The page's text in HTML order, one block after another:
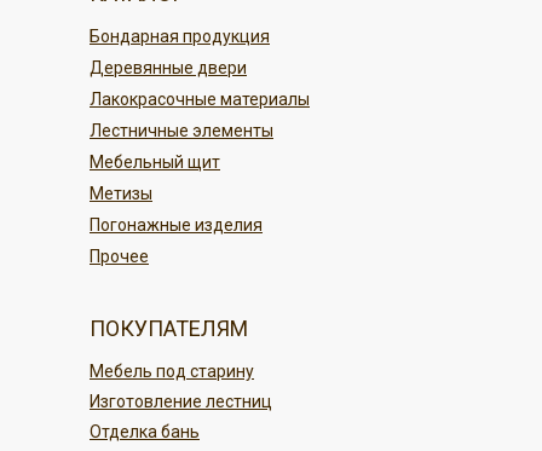
переводом
Безналичным платежом
ПОДРОБНЕЕ
Отделка бань
Изготовление лестниц
Мебель под старину
ПОКУПАТЕЛЯМ
Прочее
Метизы
Деревянные двери
Лакокрасочные материалы
Погонажные изделия
Мебельный щит
Лестничные элементы
Бондарная продукция